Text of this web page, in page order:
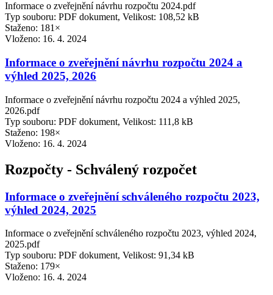
Informace o zveřejnění návrhu rozpočtu 2024.pdf
Typ souboru: PDF dokument, Velikost: 108,52 kB
Staženo: 181×
Vloženo: 16. 4. 2024
Informace o zveřejnění návrhu rozpočtu 2024 a
výhled 2025, 2026
Informace o zveřejnění návrhu rozpočtu 2024 a výhled 2025,
2026.pdf
Typ souboru: PDF dokument, Velikost: 111,8 kB
Staženo: 198×
Vloženo: 16. 4. 2024
Rozpočty - Schválený rozpočet
Informace o zveřejnění schváleného rozpočtu 2023,
výhled 2024, 2025
Informace o zveřejnění schváleného rozpočtu 2023, výhled 2024,
2025.pdf
Typ souboru: PDF dokument, Velikost: 91,34 kB
Staženo: 179×
Vloženo: 16. 4. 2024